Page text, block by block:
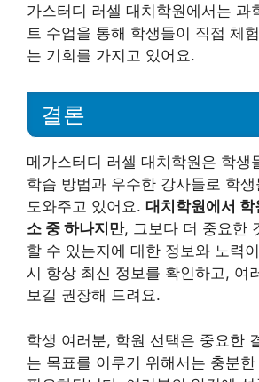
가스터디 러셀 대치학원에서는 과
트 수업을 통해 학생들이 직접 체
는 기회를 가지고 있어요.
결론
메가스터디 러셀 대치학원은 학생
학습 방법과 우수한 강사들로 학
도와주고 있어요. 대치학원에서
소 중 하나지만, 그보다 더 중요한
할 수 있는지에 대한 정보와 노력
시 항상 최신 정보를 확인하고, 여
보길 권장해 드려요.
학생 여러분, 학원 선택은 중요한
는 목표를 이루기 위해서는 충분